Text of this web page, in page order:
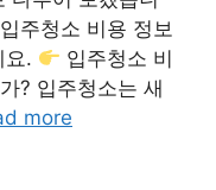
주청소 비용 정보
요.
입주청소 비
? 입주청소는 새
more